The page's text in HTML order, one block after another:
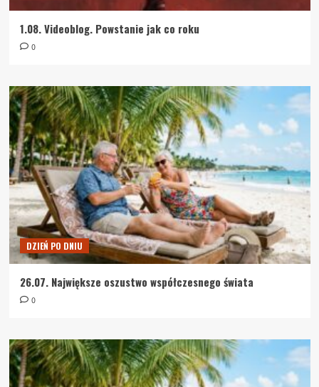
1.08. Videoblog. Powstanie jak co roku
0
DZIEŃ PO DNIU
26.07. Największe oszustwo współczesnego świata
0